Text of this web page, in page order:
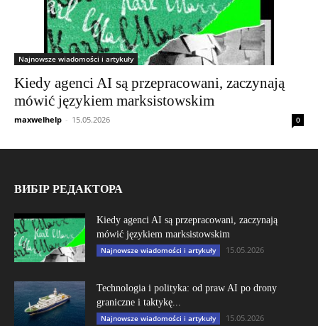
Najnowsze wiadomości i artykuły
Kiedy agenci AI są przepracowani, zaczynają
mówić językiem marksistowskim
maxwelhelp - 15.05.2026 0
ВИБІР РЕДАКТОРА
Kiedy agenci AI są przepracowani, zaczynają
mówić językiem marksistowskim
Najnowsze wiadomości i artykuły 15.05.2026
Technologia i polityka: od praw AI po drony
graniczne i taktykę...
Najnowsze wiadomości i artykuły 15.05.2026